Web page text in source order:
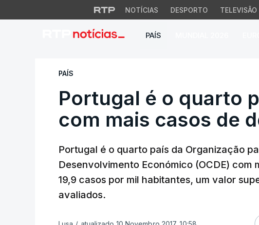
NOTÍCIAS DESPORTO TELEVISÃO
PAÍS
Portugal é o quarto
PAÍS
Portugal é o quarto
com mais casos de
Portugal é o quarto país da Organização
Desenvolvimento Económico (OCDE) com
19,9 casos por mil habitantes, um valor
avaliados.